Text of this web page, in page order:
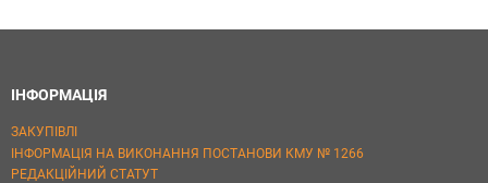
ІНФОРМАЦІЯ
ЗАКУПІВЛІ
ІНФОРМАЦІЯ НА ВИКОНАННЯ ПОСТАНОВИ КМУ № 1266
РЕДАКЦІЙНИЙ СТАТУТ